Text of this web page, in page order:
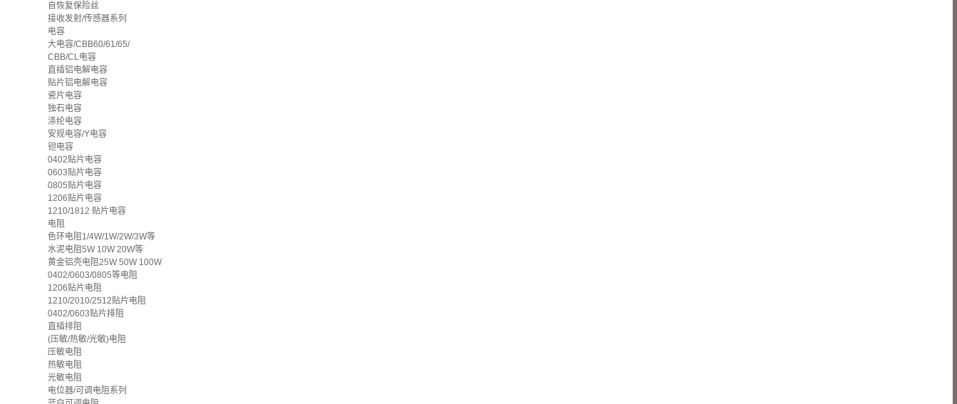
自恢复保险丝
接收发射/传感器系列
电容
大电容/CBB60/61/65/
CBB/CL电容
直插铝电解电容
贴片铝电解电容
瓷片电容
独石电容
涤纶电容
安规电容/Y电容
钽电容
0402贴片电容
0603贴片电容
0805贴片电容
1206贴片电容
1210/1812 贴片电容
电阻
色环电阻1/4W/1W/2W/3W等
水泥电阻5W 10W 20W等
黄金铝壳电阻25W 50W 100W
0402/0603/0805等电阻
1206贴片电阻
1210/2010/2512贴片电阻
0402/0603贴片排阻
直插排阻
(压敏/热敏/光敏)电阻
压敏电阻
热敏电阻
光敏电阻
电位器/可调电阻系列